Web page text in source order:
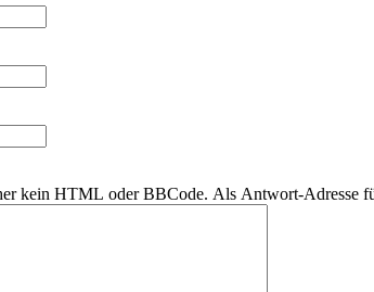
kein HTML oder BBCode. Als Antwort-Adresse